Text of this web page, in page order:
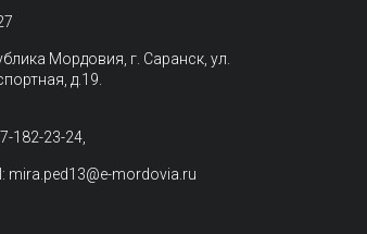
Мордовия, г. Саранск, ул.
д.19.
182-23-24,
mira.ped13@e-mordovia.ru